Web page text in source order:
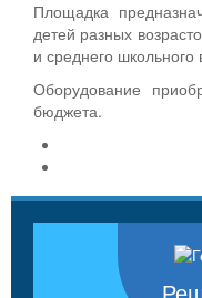
Площадка
детей разных
и среднего школьного
Оборудование
бюджета.